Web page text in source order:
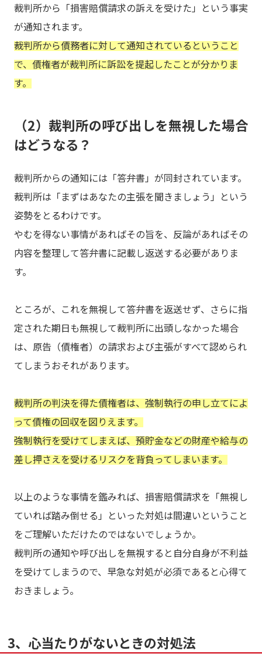
裁判所から「損害賠償請求の訴えを受けた」という事実
が通知されます。
裁判所から債務者に対して通知されているということ
で、債権者が裁判所に訴訟を提起したことが分かりま
す。
（2）裁判所の呼び出しを無視した場合
はどうなる？
裁判所からの通知には「答弁書」が同封されています。
裁判所は「まずはあなたの主張を聞きましょう」という
姿勢をとるわけです。
やむを得ない事情があればその旨を、反論があればその
内容を整理して答弁書に記載し返送する必要がありま
す。
ところが、これを無視して答弁書を返送せず、さらに指
定された期日も無視して裁判所に出頭しなかった場合
は、原告（債権者）の請求および主張がすべて認められ
てしまうおそれがあります。
裁判所の判決を得た債権者は、強制執行の申し立てによ
って債権の回収を図りえます。
強制執行を受けてしまえば、預貯金などの財産や給与の
差し押さえを受けるリスクを背負ってしまいます。
以上のような事情を鑑みれば、損害賠償請求を「無視し
ていれば踏み倒せる」といった対処は間違いということ
をご理解いただけたのではないでしょうか。
裁判所の通知や呼び出しを無視すると自分自身が不利益
を受けてしまうので、早急な対処が必須であると心得て
おきましょう。
3、心当たりがないときの対処法